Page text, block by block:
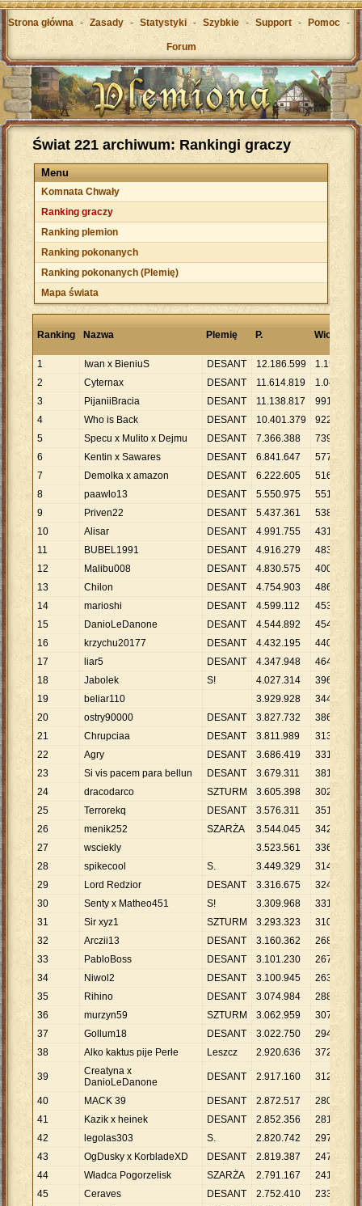
Strona główna - Zasady - Statystyki - Szybkie - Support - Pomoc -
Forum
Świat 221 archiwum: Rankingi graczy
Menu
Komnata Chwały
Ranking graczy
Ranking plemion
Ranking pokonanych
Ranking pokonanych (Plemię)
Mapa świata
Ranking Nazwa Plemię P. Wioski
1
Iwan x BieniuS DESANT 12.186.599 1.159
2
Cyternax DESANT 11.614.819 1.044
3
PijaniiBracia DESANT 11.138.817 991
4
Who is Back DESANT 10.401.379 922
5
Specu x Mulito x Dejmu DESANT 7.366.388 739 9
6
Kentin x Sawares DESANT 6.841.647 577
7
Demolka x amazon DESANT 6.222.605 516
8
paawlo13 DESANT 5.550.975 551
9
Priven22 DESANT 5.437.361 538
10
Alisar DESANT 4.991.755 431
11
BUBEL1991 DESANT 4.916.279 483
12
Malibu008 DESANT 4.830.575 400
13
Chilon DESANT 4.754.903 486
.
14
marioshi DESANT 4.599.112 453
15
DanioLeDanone DESANT 4.544.892 454
16
krzychu20177 DESANT 4.432.195 440
17
liar5 DESANT 4.347.948 464
.
18
Jabolek S! 4.027.314 396
19
beliar110 3.929.928 344
20
ostry90000 DESANT 3.827.732 386 9.
21
Chrupciaa DESANT 3.811.989 313
22
Agry DESANT 3.686.419 331
23
Si vis pacem para bellun DESANT 3.679.311 381 9.
24
dracodarco SZTURM 3.605.398 302
25
Terrorekq DESANT 3.576.311 351
26
menik252 SZARŻA 3.544.045 342
27
wsciekly 3.523.561 336
28
spikecool S. 3.449.329 314
29
Lord Redzior DESANT 3.316.675 324
30
Senty x Matheo451 S! 3.309.968 331
31
Sir xyz1 SZTURM 3.293.323 310
32
Arczii13 DESANT 3.160.362 268
33
PabloBoss DESANT 3.101.230 267
34
Niwol2 DESANT 3.100.945 263
35
Rihino DESANT 3.074.984 288
36
murzyn59 SZTURM 3.062.959 307 9.
37
Gollum18 DESANT 3.022.750 294
38
Alko kaktus pije Perłe Leszcz 2.920.636 372 .
39
Creatyna x
DanioLeDanone
DESANT 2.917.160 312 9.
40 MACK 39 DESANT 2.872.517 280
41
Kazik x heinek DESANT 2.852.356 281
42
legolas303 S. 2.820.742 297 9
43
OgDusky x KorbladeXD DESANT 2.819.387 247
44
Władca Pogorzelisk SZARŻA 2.791.167 241
45
Ceraves DESANT 2.752.410 233